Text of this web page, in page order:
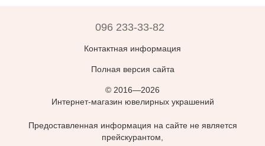
096 233-33-82
Контактная информация
Полная версия сайта
© 2016—2026
Интернет-магазин ювелирных украшений
Предоставленная информация на сайте не является
прейскурантом,